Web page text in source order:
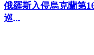
俄羅斯入侵烏克蘭第
巡...